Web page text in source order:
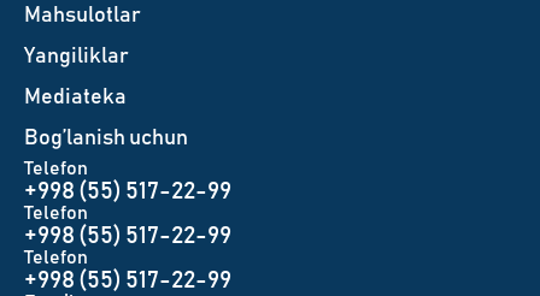
Mahsulotlar
Yangiliklar
Mediateka
Bog’lanish uchun
Telefon
+998 (55) 517-22-99
Telefon
+998 (55) 517-22-99
Telefon
+998 (55) 517-22-99